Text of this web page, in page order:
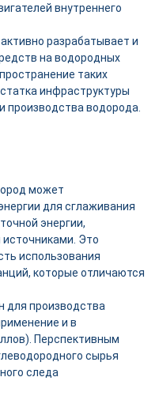
внутреннего
разрабатывает и
на водородных
таких
инфраструктуры
производства водорода.
может
для сглаживания
энергии,
Это
использования
которые отличаются
для производства
и в
Перспективным
сырья
следа